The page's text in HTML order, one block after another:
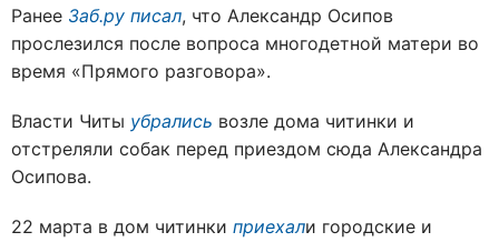
Ранее Заб.ру писал, что Александр Осипов
прослезился после вопроса многодетной матери во
время «Прямого разговора».
Власти Читы убрались возле дома читинки и
отстреляли собак перед приездом сюда Александра
Осипова.
22 марта в дом читинки приехали городские и